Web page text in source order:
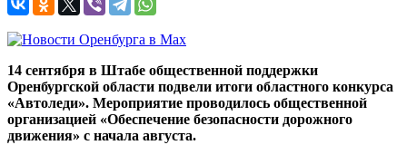
14 сентября в Штабе общественной поддержки
Оренбургской области подвели итоги областного конкурса
«Автоледи». Мероприятие проводилось общественной
организацией «Обеспечение безопасности дорожного
движения» с начала августа.